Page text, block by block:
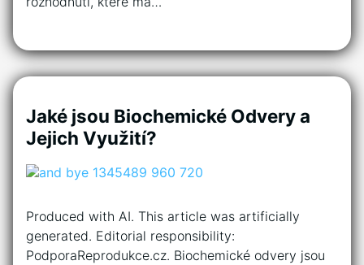
Jaké jsou Biochemické Odvery a
Jejich Využití?
Produced with AI. This article was artificially
generated. Editorial responsibility:
PodporaReprodukce.cz. Biochemické odvery jsou